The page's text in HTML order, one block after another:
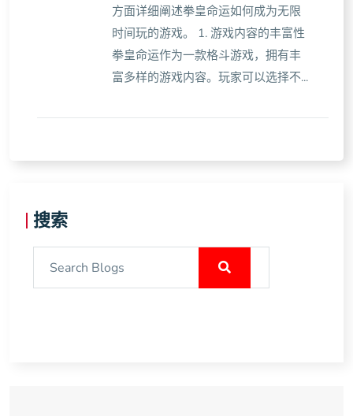
方面详细阐述拳皇命运如何成为无限
时间玩的游戏。 1. 游戏内容的丰富性
拳皇命运作为一款格斗游戏，拥有丰
富多样的游戏内容。玩家可以选择不...
搜索